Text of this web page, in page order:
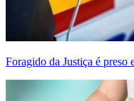
Foragido da Justiça é preso